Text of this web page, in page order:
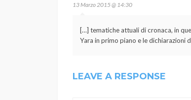
13 Marzo 2015 @ 14:30
[…] tematiche attuali di cronaca, in
Yara in primo piano e le dichiarazioni
LEAVE A RESPONSE